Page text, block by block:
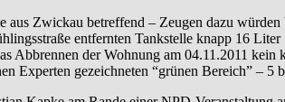
Zwickau betreffend – Zeugen dazu würden
entfernten Tankstelle knapp 16
Abbrennen der Wohnung am 04.11.2011 kein
Experten gezeichneten “grünen Bereich” – 5